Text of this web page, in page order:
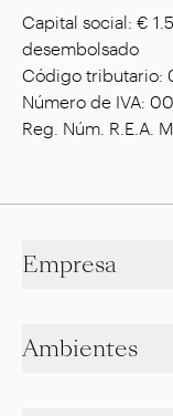
Capital social: €
desembolsado
Código tributario:
Número de IVA:
Reg. Núm. R.E.A.
Empresa
Ambientes